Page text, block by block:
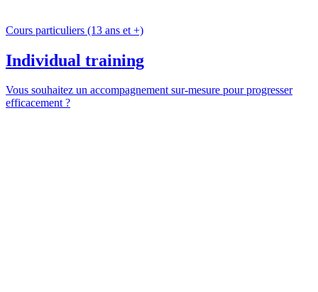
Cours particuliers (13 ans et +)
Individual training
Vous souhaitez un accompagnement sur-mesure pour progresser
efficacement ?